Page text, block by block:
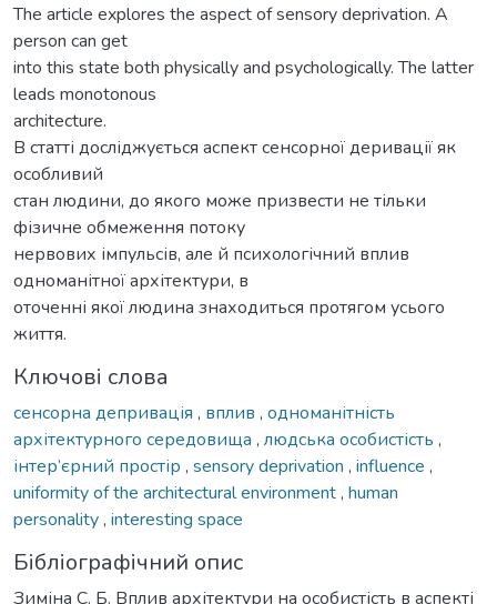
The article explores the aspect of sensory deprivation. A
person can get
into this state both physically and psychologically. The latter
leads monotonous
architecture.
В статті досліджується аспект сенсорної деривації як
особливий
стан людини, до якого може призвести не тільки
фізичне обмеження потоку
нервових імпульсів, але й психологічний вплив
одноманітної архітектури, в
оточенні якої людина знаходиться протягом усього
життя.
Ключові слова
сенсорна депривація , вплив , одноманітність
архітектурного середовища , людська особистість ,
інтер’єрний простір , sensory deprivation , influence ,
uniformity of the architectural environment, human
personality, interesting space
Бібліографічний опис
Зиміна С. Б. Вплив архітектури на особистість в аспекті